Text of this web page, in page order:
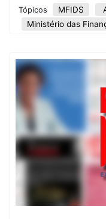
Tópicos MFIDS
Ministério das